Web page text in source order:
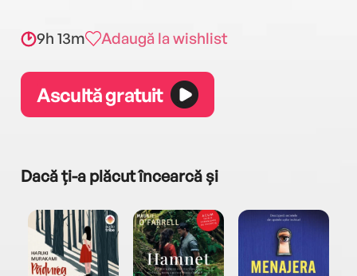
9h 13m Adaugă la wishlist
Ascultă gratuit
Dacă ți-a plăcut încearcă și